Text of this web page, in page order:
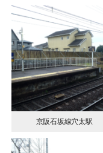
京阪石坂線穴太駅